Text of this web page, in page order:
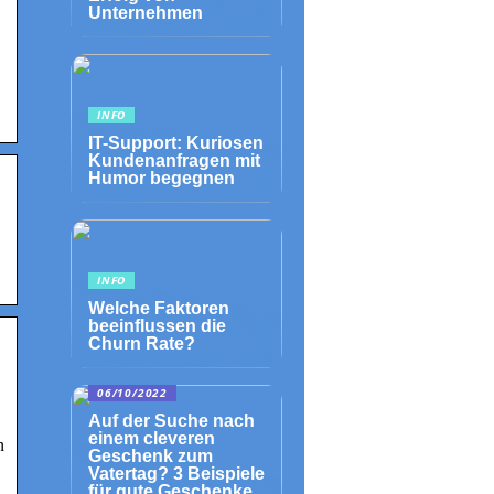
Unternehmen
INFO
IT-Support: Kuriosen
Kundenanfragen mit
Humor begegnen
INFO
Welche Faktoren
beeinflussen die
Churn Rate?
06/10/2022
Auf der Suche nach
einem cleveren
Geschenk zum
Vatertag? 3 Beispiele